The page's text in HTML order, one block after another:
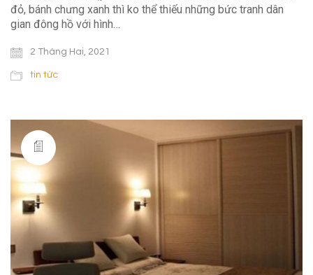
đỏ, bánh chưng xanh thì ko thể thiếu những bức tranh dân
gian đông hồ với hình…
2 Tháng Hai, 2021
tin tức